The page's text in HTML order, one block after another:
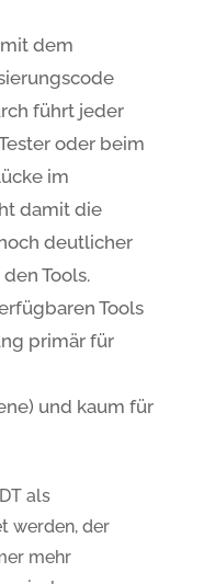
dem
führt jeder
oder beim
im
damit die
deutlicher
Tools.
Tools
primär für
und kaum für
als
werden, der
mehr